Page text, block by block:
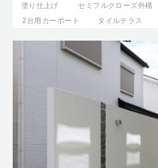
塗り仕上げ セミフルクローズ外構
2台用カーポート
タイルテラス